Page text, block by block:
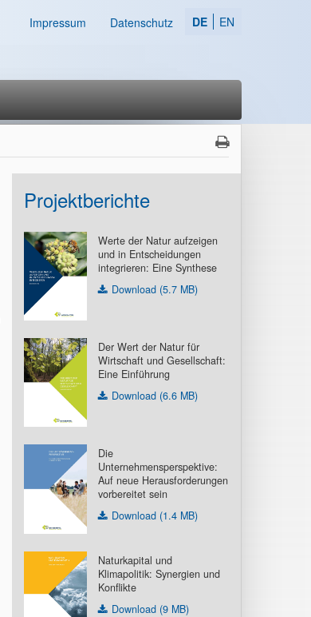
Impressum Datenschutz DE EN
Projektberichte
Werte der Natur aufzeigen
und in Entscheidungen
integrieren: Eine Synthese
Download (5.7 MB)
Der Wert der Natur für
Wirtschaft und Gesellschaft:
Eine Einführung
Download (6.6 MB)
Die
Unternehmensperspektive:
Auf neue Herausforderungen
vorbereitet sein
Download (1.4 MB)
Naturkapital und
Klimapolitik: Synergien und
Konflikte
Download (9 MB)